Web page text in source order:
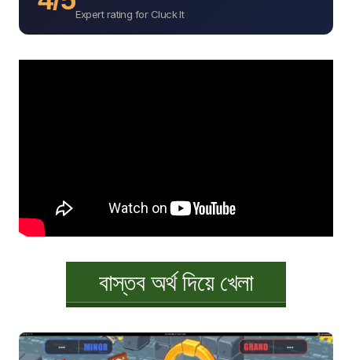
Expert rating for Cluck It
বাস্তব অর্থ দিয়ে খেলা